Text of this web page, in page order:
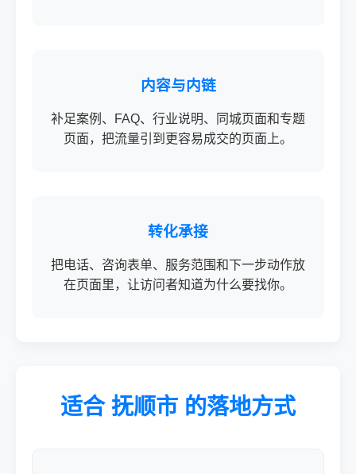
内容与内链
补足案例、FAQ、行业说明、同城页面和专题
页面，把流量引到更容易成交的页面上。
转化承接
把电话、咨询表单、服务范围和下一步动作放
在页面里，让访问者知道为什么要找你。
适合 抚顺市 的落地方式